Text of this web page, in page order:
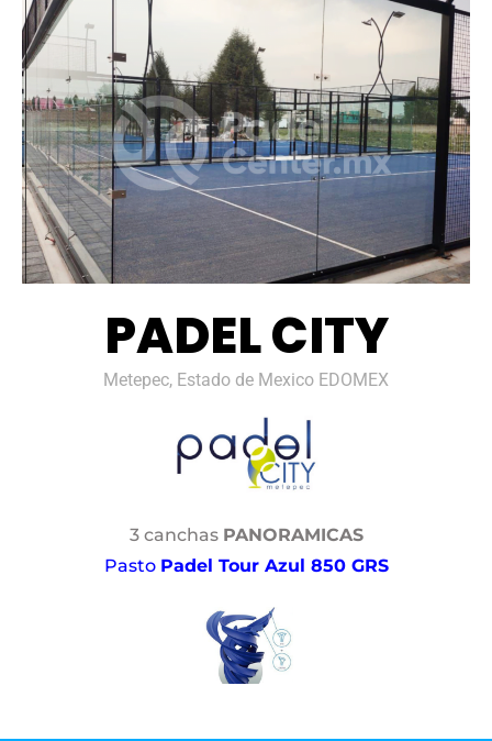
PADEL CITY
Metepec, Estado de Mexico EDOMEX
3 canchas PANORAMICAS
Pasto Padel Tour Azul 850 GRS